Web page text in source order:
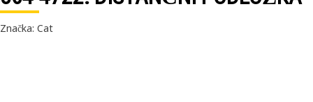
Značka: Cat